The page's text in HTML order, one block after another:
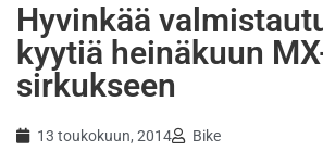
Hyvinkää
kyytiä heinäkuun
sirkukseen
13 toukokuun, 2014 Bike